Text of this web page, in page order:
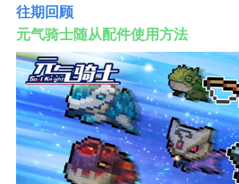
往期回顾
元气骑士随从配件使用方法